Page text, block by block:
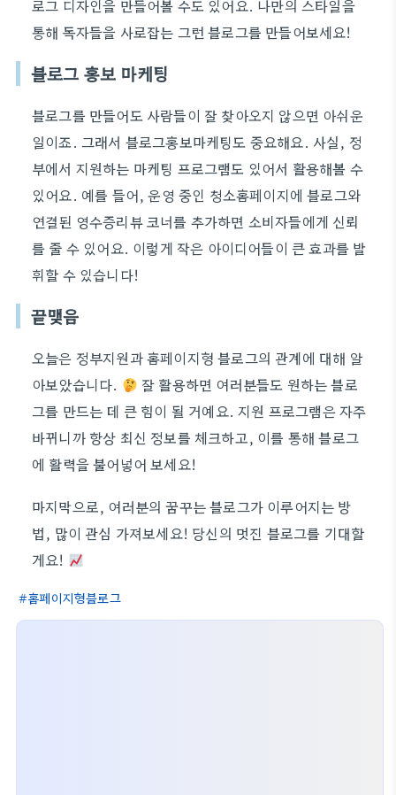
로그 디자인을 만들어볼 수도 있어요. 나만의 스타일을
통해 독자들을 사로잡는 그런 블로그를 만들어보세요!
블로그 홍보 마케팅
블로그를 만들어도 사람들이 잘 찾아오지 않으면 아쉬운
일이죠. 그래서 블로그홍보마케팅도 중요해요. 사실, 정
부에서 지원하는 마케팅 프로그램도 있어서 활용해볼 수
있어요. 예를 들어, 운영 중인 청소홈페이지에 블로그와
연결된 영수증리뷰 코너를 추가하면 소비자들에게 신뢰
를 줄 수 있어요. 이렇게 작은 아이디어들이 큰 효과를 발
휘할 수 있습니다!
끝맺음
오늘은 정부지원과 홈페이지형 블로그의 관계에 대해 알
아보았습니다.
잘 활용하면 여러분들도 원하는 블로
그를 만드는 데 큰 힘이 될 거예요. 지원 프로그램은 자주
바뀌니까 항상 최신 정보를 체크하고, 이를 통해 블로그
에 활력을 불어넣어 보세요!
마지막으로, 여러분의 꿈꾸는 블로그가 이루어지는 방
법, 많이 관심 가져보세요! 당신의 멋진 블로그를 기대할
게요!
홈페이지형블로그